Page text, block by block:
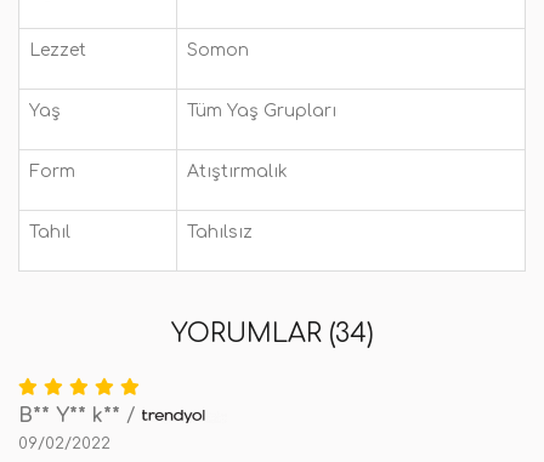
Lezzet Somon
Yaş Tüm Yaş Grupları
Form Atıştırmalık
Tahıl Tahılsız
YORUMLAR (34)
B** Y** k** /
09/02/2022